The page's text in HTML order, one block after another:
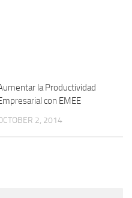
la Productividad
con EMEE
2, 2014